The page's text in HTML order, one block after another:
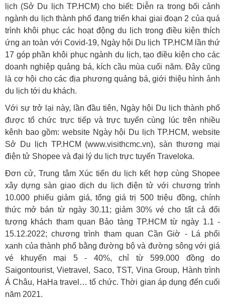
lịch (Sở Du lịch TP.HCM) cho biết: Diễn ra trong bối cảnh
ngành du lịch thành phố đang triển khai giai đoạn 2 của quá
trình khôi phục các hoạt động du lịch trong điều kiện thích
ứng an toàn với Covid-19, Ngày hội Du lịch TP.HCM lần thứ
17 góp phần khôi phục ngành du lịch, tạo điều kiện cho các
doanh nghiệp quảng bá, kích cầu mùa cuối năm. Đây cũng
là cơ hội cho các địa phương quảng bá, giới thiệu hình ảnh
du lịch tới du khách.
Với sự trở lại này, lần đầu tiên, Ngày hội Du lịch thành phố
được tổ chức trực tiếp và trực tuyến cùng lúc trên nhiều
kênh bao gồm: website Ngày hội Du lịch TP.HCM, website
Sở Du lịch TP.HCM (www.visithcmc.vn), sàn thương mại
điện tử Shopee và đại lý du lịch trực tuyến Traveloka.
Đơn cử, Trung tâm Xúc tiến du lịch kết hợp cùng Shopee
xây dựng sàn giao dịch du lịch điện tử với chương trình
10.000 phiếu giảm giá, tổng giá trị 500 triệu đồng, chính
thức mở bán từ ngày 30.11; giảm 30% vé cho tất cả đối
tượng khách tham quan Bảo tàng TP.HCM từ ngày 1.1 -
15.12.2022; chương trình tham quan Cần Giờ - Lá phổi
xanh của thành phố bằng đường bộ và đường sông với giá
vé khuyến mại 5 - 40%, chỉ từ 599.000 đồng do
Saigontourist, Vietravel, Saco, TST, Vina Group, Hành trình
Á Châu, HaHa travel… tổ chức. Thời gian áp dụng đến cuối
năm 2021.